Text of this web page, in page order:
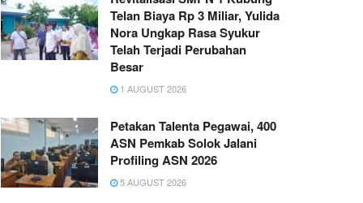
Telan Biaya Rp 3 Miliar, Yulida
Nora Ungkap Rasa Syukur
Telah Terjadi Perubahan
Besar
1 AUGUST 2026
Petakan Talenta Pegawai, 400
ASN Pemkab Solok Jalani
Profiling ASN 2026
5 AUGUST 2026